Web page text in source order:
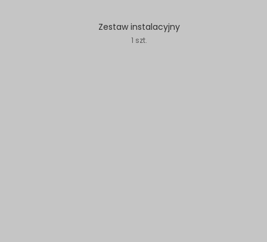
Zestaw instalacyjny
1 szt.